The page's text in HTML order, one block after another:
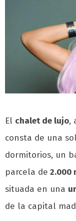
El chalet de lujo,
consta de una
dormitorios, un
parcela de 2.000
situada en una
de la capital